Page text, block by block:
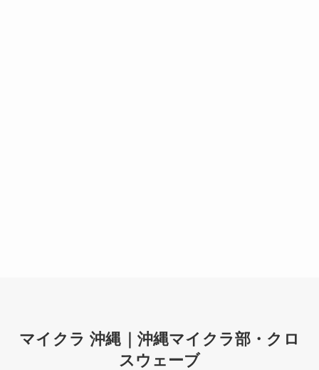
マイクラ 沖縄｜沖縄マイクラ部・クロ
スウェーブ